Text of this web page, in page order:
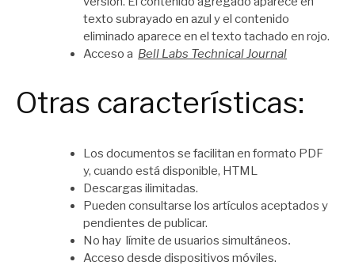
texto subrayado en azul y el contenido
eliminado aparece en el texto tachado en rojo.
Acceso a Bell Labs Technical Journal
Otras características:
Los documentos se facilitan en formato PDF
y, cuando está disponible, HTML
Descargas ilimitadas.
Pueden consultarse los artículos aceptados y
pendientes de publicar.
No hay límite de usuarios simultáneos.
Acceso desde dispositivos móviles.